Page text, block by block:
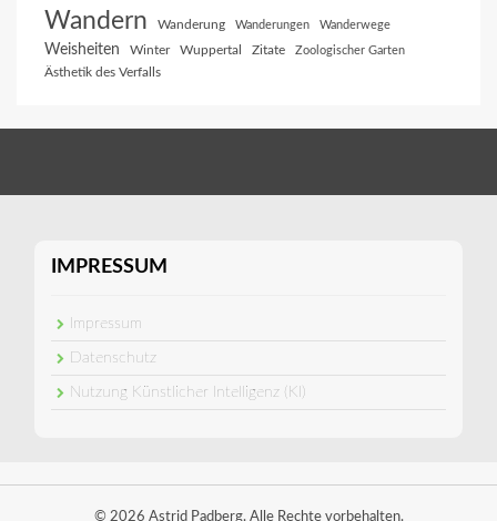
Wandern Wanderung Wanderungen Wanderwege
Weisheiten Winter Wuppertal Zitate Zoologischer Garten
Ästhetik des Verfalls
IMPRESSUM
Impressum
Datenschutz
Nutzung Künstlicher Intelligenz (KI)
© 2026 Astrid Padberg. Alle Rechte vorbehalten.